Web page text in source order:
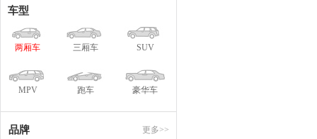
车型
两厢车 三厢车 SUV
MPV 跑车 豪华车
品牌 更多>>